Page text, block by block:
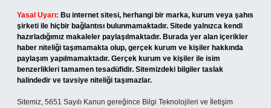
Yasal Uyarı: Bu internet sitesi, herhangi bir marka, kurum veya şahıs
şirketi ile hiçbir bağlantısı bulunmamaktadır. Sitede yalnızca kendi
hazırladığımız makaleler paylaşılmaktadır. Burada yer alan içerikler
haber niteliği taşımamakta olup, gerçek kurum ve kişiler hakkında
paylaşım yapılmamaktadır. Gerçek kurum ve kişiler ile isim
benzerlikleri tamamen tesadüfidir. Sitemizdeki bilgiler taslak
halindedir ve tavsiye niteliği taşımazlar.
Sitemiz, 5651 Sayılı Kanun gereğince Bilgi Teknolojileri ve İletişim